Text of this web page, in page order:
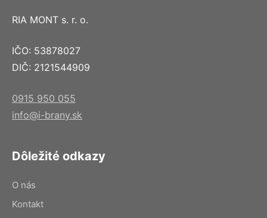
RIA MONT s. r. o.
IČO: 53878027
DIČ: 2121544909
0915 950 055
info@i-brany.sk
Dôležité odkazy
O nás
Kontakt